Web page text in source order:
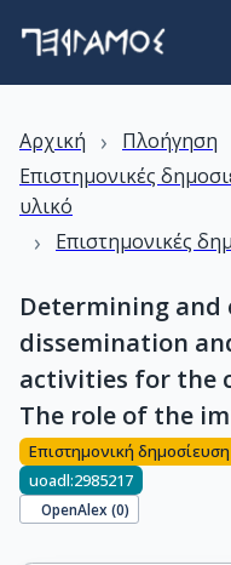
Αρχική › Πλοήγηση
Επιστημονικές
υλικό
› Επιστημονικές
Determining
dissemination
activities for the
The role of the
Επιστημονική
uoadl:2985217
OpenAlex (0)